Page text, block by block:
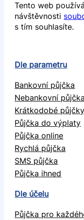
Tento web
návštěvnosti
s tím souhlasíte.
Dle parametru
Bankovní půjčka
Nebankovní půjčka
Krátkodobé půjčky
Půjčka do výplaty
Půjčka online
Rychlá půjčka
SMS půjčka
Půjčka ihned
Dle účelu
Půjčka pro